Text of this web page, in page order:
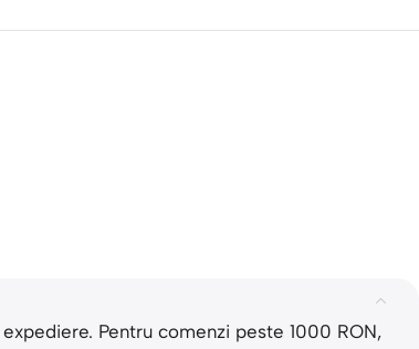
Pentru comenzi peste 1000 RON,